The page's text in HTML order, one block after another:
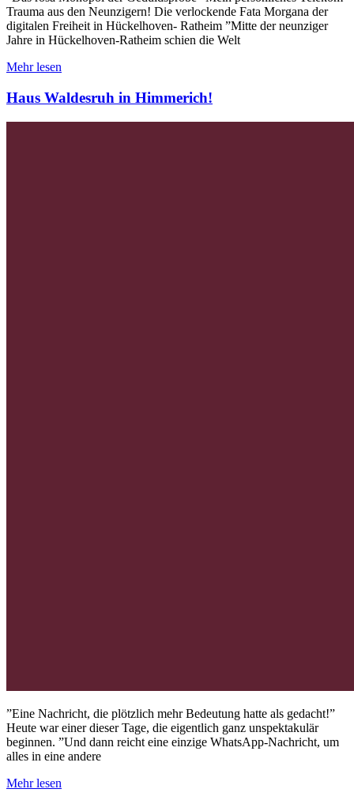
Trauma aus den Neunzigern! Die verlockende Fata Morgana der
digitalen Freiheit in Hückelhoven- Ratheim ”​Mitte der neunziger
Jahre in Hückelhoven-Ratheim schien die Welt
Mehr lesen
​Haus Waldesruh in Himmerich!
”Eine Nachricht, die plötzlich mehr Bedeutung hatte als gedacht!”
Heute war einer dieser Tage, die eigentlich ganz unspektakulär
beginnen. ”Und dann reicht eine einzige WhatsApp-Nachricht, um
alles in eine andere
Mehr lesen